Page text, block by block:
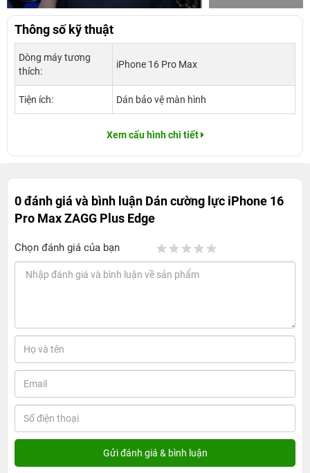
Thông số kỹ thuật
Dòng máy tương
thích:
iPhone 16 Pro Max
Tiện ích: Dán bảo vệ màn hình
Xem cấu hình chi tiết
0 đánh giá và bình luận Dán cường lực iPhone 16
Pro Max ZAGG Plus Edge
Chọn đánh giá của bạn